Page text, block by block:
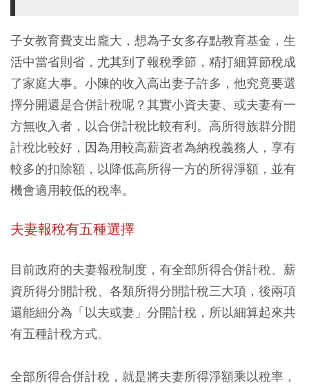
子女教育費支出龐大，想為子女多存點教育基金，生
活中當省則省，尤其到了報稅季節，精打細算節稅成
了家庭大事。小陳的收入高出妻子許多，他究竟要選
擇分開還是合併計稅呢？其實小資夫妻、或夫妻有一
方無收入者，以合併計稅比較有利。高所得族群分開
計稅比較好，因為用較高薪資者為納稅義務人，享有
較多的扣除額，以降低高所得一方的所得淨額，並有
機會適用較低的稅率。
夫妻報稅有五種選擇
目前政府的夫妻報稅制度，有全部所得合併計稅、薪
資所得分開計稅、各類所得分開計稅三大項，後兩項
還能細分為「以夫或妻」分開計稅，所以細算起來共
有五種計稅方式。
全部所得合併計稅，就是將夫妻所得淨額乘以稅率，